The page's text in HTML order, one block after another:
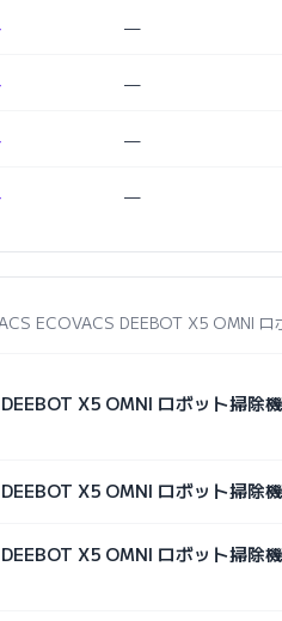
—
—
—
—
ECOVACS DEEBOT X5 OMNI ロ
X5 OMNI ロボット掃除
X5 OMNI ロボット掃除
X5 OMNI ロボット掃除